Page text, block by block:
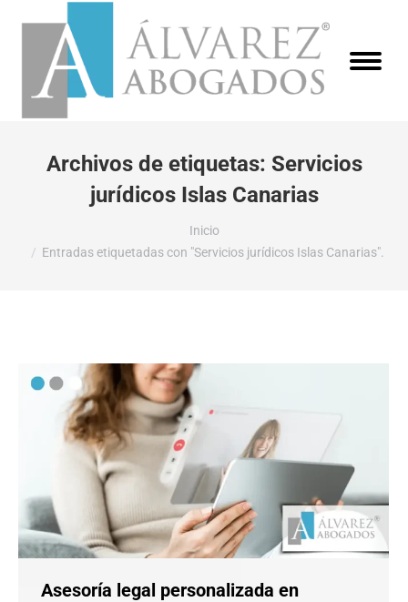
Archivos de etiquetas: Servicios
jurídicos Islas Canarias
Inicio
Entradas etiquetadas con "Servicios jurídicos Islas Canarias".
Asesoría legal personalizada en